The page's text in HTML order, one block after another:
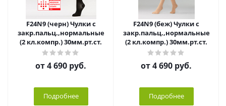
F24N9 (черн) Чулки с
закр.пальц.,нормальные
(2 кл.компр.) 30мм.рт.ст.
от4 690 руб.
Подробнее
F24N9 (беж) Чулки с
закр.пальц.,нормальные
(2 кл.компр.) 30мм.рт.ст.
от4 690 руб.
Подробнее